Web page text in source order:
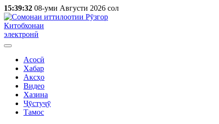
15:39:32 08-уми Августи 2026 сол
Китобхонаи
электронӣ
Асосӣ
Хабар
Аксҳо
Видео
Хазина
Ҷӯстуҷӯ
Тамос